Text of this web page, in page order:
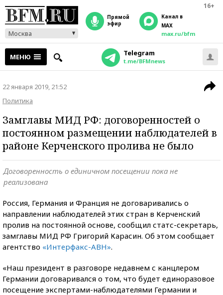
16+
Москва
прямой
эфир
Канал в
MAX
max.ru/bfm
МЕНЮ Telegram
t.me/BFMnews
22 января 2019, 21:52
Политика
Замглавы МИД РФ: договоренностей о
постоянном размещении наблюдателей в
районе Керченского пролива не было
Договоренность о единичном посещении пока не
реализована
Россия, Германия и Франция не договаривались о
направлении наблюдателей этих стран в Керченский
пролив на постоянной основе, сообщил статс-секретарь,
замглавы МИД РФ Григорий Карасин. Об этом сообщает
агентство «Интерфакс-АВН».
«Наш президент в разговоре недавнем с канцлером
Германии договаривался о том, что будет единоразовое
посещение экспертами-наблюдателями Германии и